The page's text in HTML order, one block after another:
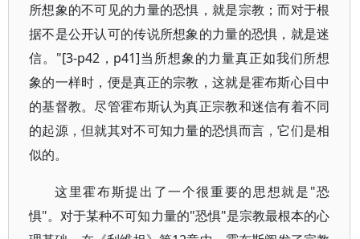
所想象的不可见的力量的恐惧，就是宗教；而对于根
据不是公开认可的传说所想象的力量的恐惧，就是迷
信。"[3-p42，p41]当所想象的力量真正如我们所想
象的一样时，便是真正的宗教，这就是霍布斯心目中
的基督教。尽管霍布斯认为真正宗教和迷信有着不同
的起源，但就其对不可知力量的恐惧而言，它们是相
似的。
这里霍布斯提出了一个很重要的思想就是"恐
惧"。对于某种不可知力量的"恐惧"是宗教最根本的心